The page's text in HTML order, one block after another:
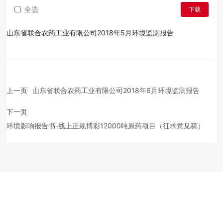
全选 下载
山东省联合农药工业有限公司2018年5月环境监测报告
上一页 山东省联合农药工业有限公司2018年6月环境监测报告
下一页
环境影响报告书-线上正规博彩12000吨原药项目（征求意见稿）